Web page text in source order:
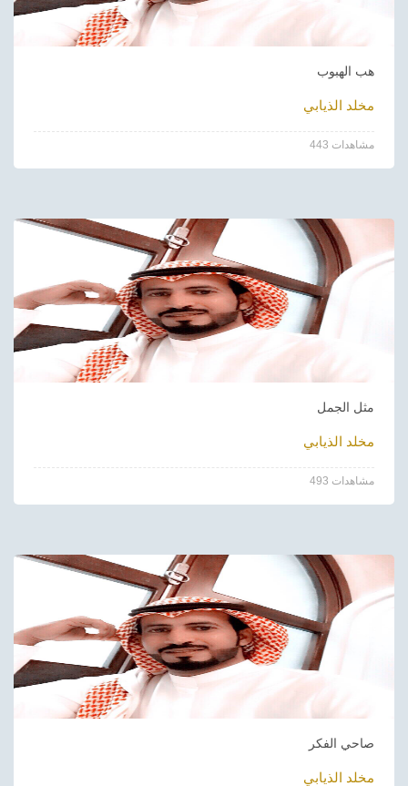
هب الهبوب
مخلد الذيابي
443 مشاهدات
مثل الجمل
مخلد الذيابي
493 مشاهدات
صاحي الفكر
مخلد الذيابي